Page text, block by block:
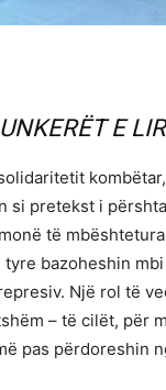
E
si pretekst i
të
bazoheshin
Një rol të
– të cilët, për
pas përdoreshin